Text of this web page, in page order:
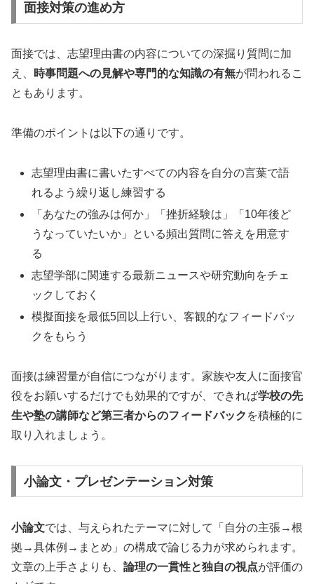
面接対策の進め方
面接では、志望理由書の内容についての深掘り質問に加
え、
時事問題への見解や専門的な知識の有無が問われるこ
ともあります。
準備のポイントは以下の通りです。
志望理由書に書いたすべての内容を自分の言葉で語
れるよう繰り返し練習する
「あなたの強みは何か」「挫折経験は」「10年後ど
うなっていたいか」といる頻出質問に答えを用意す
る
志望学部に関連する最新ニュースや研究動向をチェ
ックしておく
模擬面接を最低5回以上行い、客観的なフィードバッ
クをもらう
面接は練習量が自信につながります。家族や友人に面接官
役をお願いするだけでも効果的ですが、できれば学校の先
生や塾の講師など第三者からのフィードバック を積極的に
取り入れましょう。
小論文・プレゼンテーション対策
小論文では、与えられたテーマに対して「自分の主張→根
拠→具体例→まとめ」の構成で論じる力が求められます。
文章の上手さよりも、 論理の一貫性と独自の視点が評価の